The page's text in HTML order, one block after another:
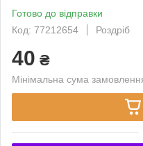
Готово до відправки
Код: 77212654
Роздріб
40 ₴
Мінімальна сума